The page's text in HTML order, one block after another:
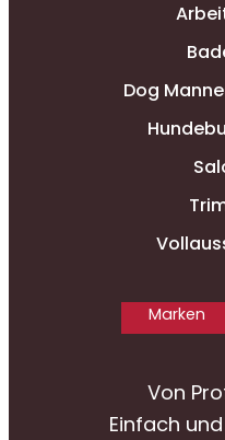
Dog
Marken
Von
Einfach